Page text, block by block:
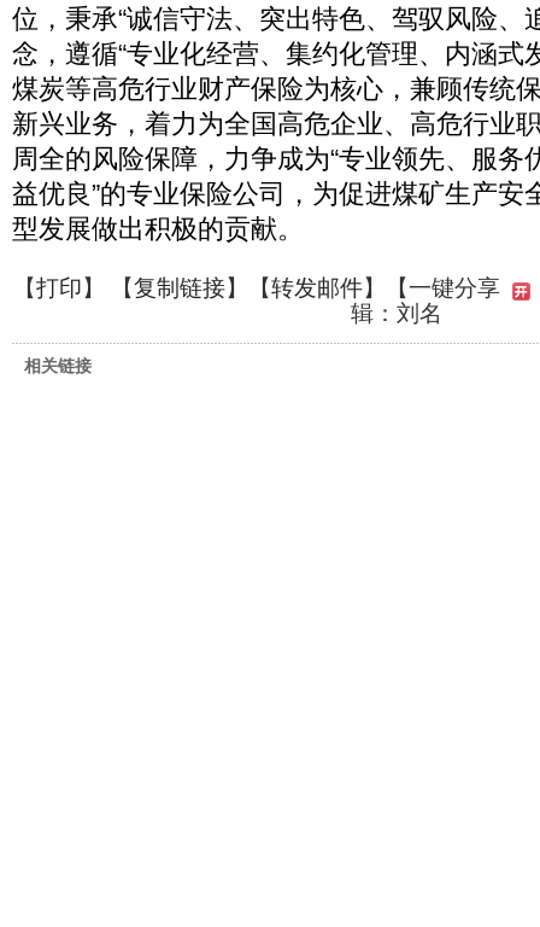
位，秉承“诚信守法、突出特色、驾驭风险、
念，遵循“专业化经营、集约化管理、内涵式
煤炭等高危行业财产保险为核心，兼顾传统
新兴业务，着力为全国高危企业、高危行业
周全的风险保障，力争成为“专业领先、服务
益优良”的专业保险公司，为促进煤矿生产安
型发展做出积极的贡献。
【打印】 【复制链接】【转发邮件】
【一键分享
辑：刘名
相关链接